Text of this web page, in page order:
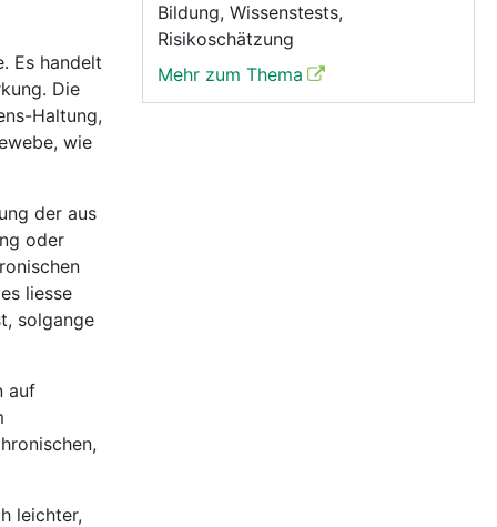
Es handelt
Die
Haltung,
wie
der aus
oder
liesse
solgange
auf
leichter,
Bildung, Wissenstests,
Risikoschätzung
Mehr zum Thema